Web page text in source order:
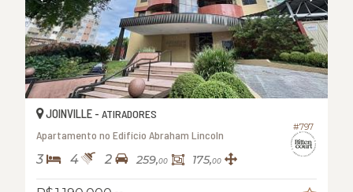
#797
JOINVILLE - ATIRADORES
Apartamento no Edifício Abraham Lincoln
3 4 2 259,00 175,00